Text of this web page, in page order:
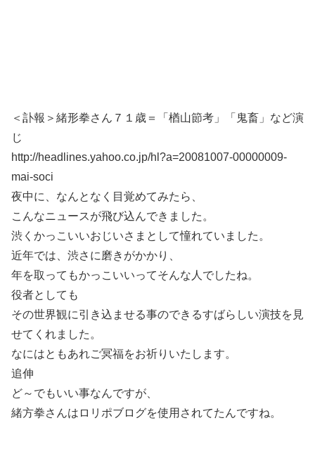
＜訃報＞緒形拳さん７１歳＝「楢山節考」「鬼畜」など演
じ
http://headlines.yahoo.co.jp/hl?a=20081007-00000009-
mai-soci
夜中に、なんとなく目覚めてみたら、
こんなニュースが飛び込んできました。
渋くかっこいいおじいさまとして憧れていました。
近年では、渋さに磨きがかかり、
年を取ってもかっこいいってそんな人でしたね。
役者としても
その世界観に引き込ませる事のできるすばらしい演技を見
せてくれました。
なにはともあれご冥福をお祈りいたします。
追伸
ど～でもいい事なんですが、
緒方拳さんはロリポブログを使用されてたんですね。